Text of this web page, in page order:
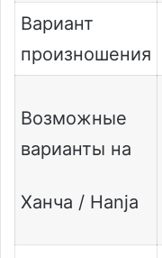
Вариант
произношения
Возможные
варианты на
Ханча / Hanja